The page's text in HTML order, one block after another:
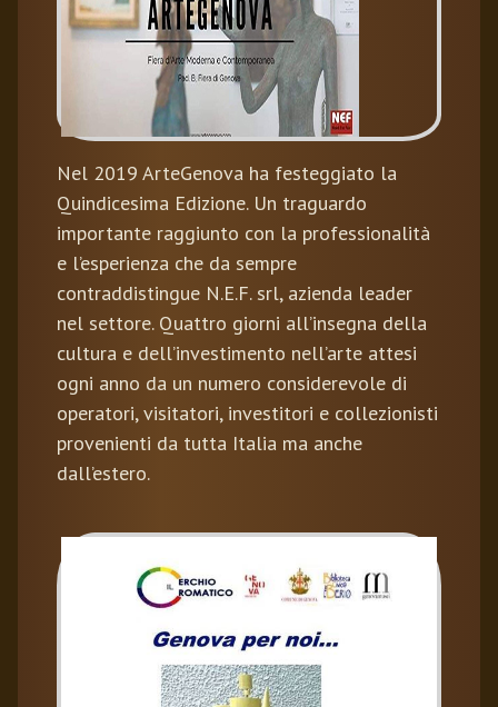
Nel 2019 ArteGenova ha festeggiato la
Quindicesima Edizione. Un traguardo
importante raggiunto con la professionalità
e l’esperienza che da sempre
contraddistingue N.E.F. srl, azienda leader
nel settore. Quattro giorni all’insegna della
cultura e dell’investimento nell’arte attesi
ogni anno da un numero considerevole di
operatori, visitatori, investitori e collezionisti
provenienti da tutta Italia ma anche
dall’estero.